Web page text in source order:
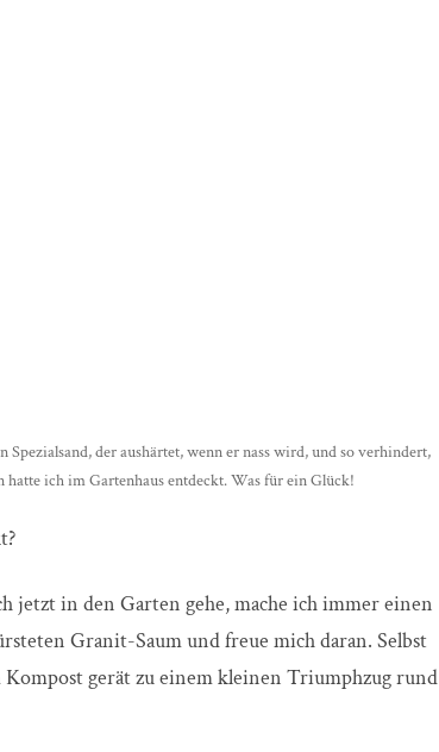
der aushärtet, wenn er nass wird, und so verhindert,
ich im Gartenhaus entdeckt. Was für ein Glück!
jetzt in den Garten gehe, mache ich immer einen
Granit-Saum und freue mich daran. Selbst
Kompost gerät zu einem kleinen Triumphzug rund